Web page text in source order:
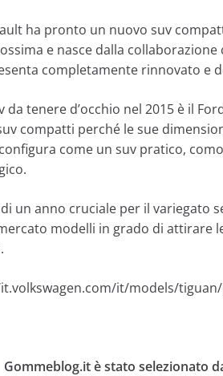
ha pronto un nuovo suv
e nasce dalla
completamente rinnovato e
da tenere d’occhio nel 2015 è il
compatti perché le sue
come un suv pratico,
un anno cruciale per il
modelli in grado di attirare
it/models/
Gommeblog.it è stato selezionato